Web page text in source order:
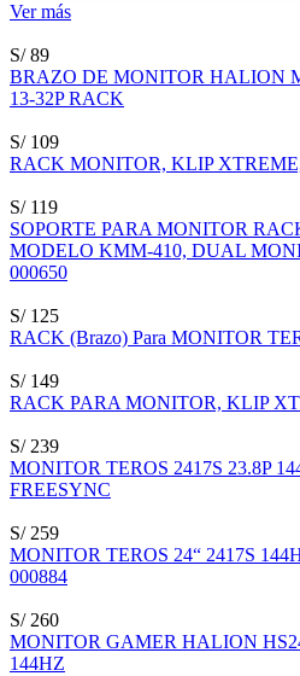
Ver más
S/ 89
BRAZO DE MONITOR HALION
13-32P RACK
S/ 109
RACK MONITOR, KLIP
S/ 119
SOPORTE PARA MONITOR
MODELO KMM-410, DUAL
000650
S/ 125
RACK (Brazo) Para MONITOR
S/ 149
RACK PARA MONITOR, KLIP
S/ 239
MONITOR TEROS 2417S 23.8P
FREESYNC
S/ 259
MONITOR TEROS 24“ 2417S
000884
S/ 260
MONITOR GAMER HALION
144HZ